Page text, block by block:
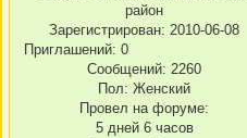
район
Зарегистрирован: 2010-06-08
Приглашений: 0
Сообщений: 2260
Пол: Женский
Провел на форуме:
5 дней 6 часов